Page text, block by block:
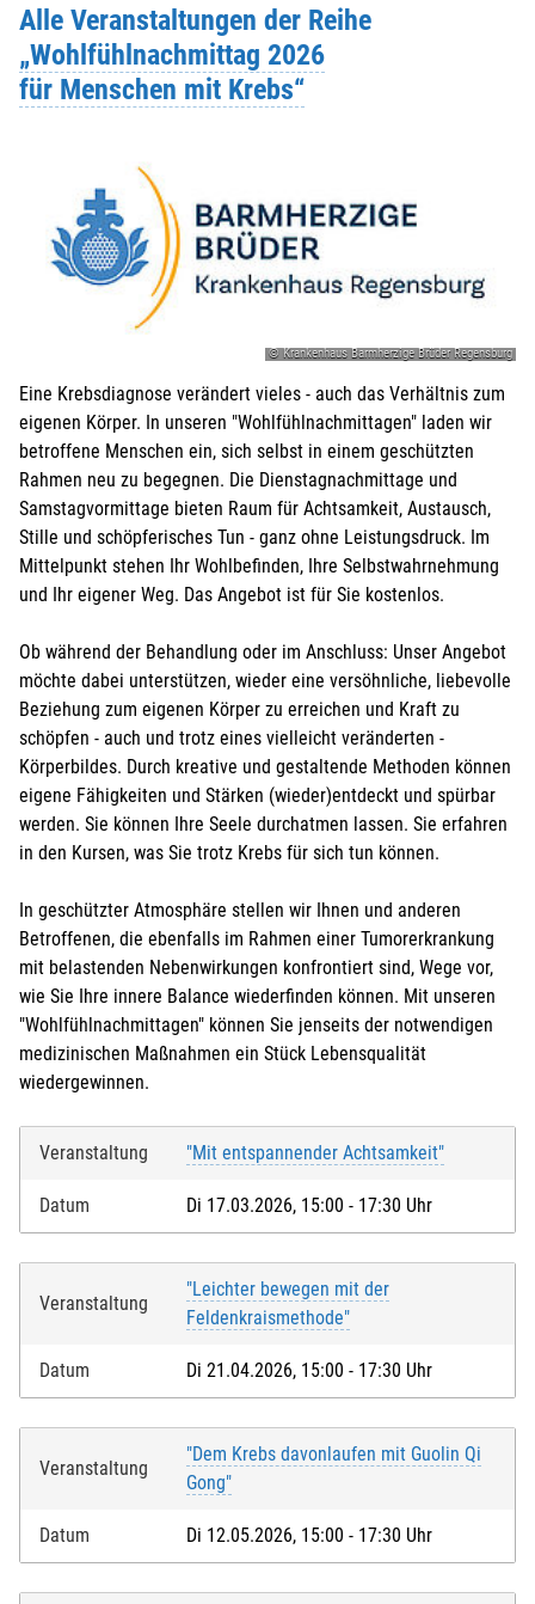
Alle Veranstaltungen der Reihe
„Wohlfühlnachmittag 2026
für Menschen mit Krebs“
© Krankenhaus Barmherzige Brüder Regensburg
Eine Krebsdiagnose verändert vieles - auch das Verhältnis zum
eigenen Körper. In unseren "Wohlfühlnachmittagen" laden wir
betroffene Menschen ein, sich selbst in einem geschützten
Rahmen neu zu begegnen. Die Dienstagnachmittage und
Samstagvormittage bieten Raum für Achtsamkeit, Austausch,
Stille und schöpferisches Tun - ganz ohne Leistungsdruck. Im
Mittelpunkt stehen Ihr Wohlbefinden, Ihre Selbstwahrnehmung
und Ihr eigener Weg. Das Angebot ist für Sie kostenlos.
Ob während der Behandlung oder im Anschluss: Unser Angebot
möchte dabei unterstützen, wieder eine versöhnliche, liebevolle
Beziehung zum eigenen Körper zu erreichen und Kraft zu
schöpfen - auch und trotz eines vielleicht veränderten -
Körperbildes. Durch kreative und gestaltende Methoden können
eigene Fähigkeiten und Stärken (wieder)entdeckt und spürbar
werden. Sie können Ihre Seele durchatmen lassen. Sie erfahren
in den Kursen, was Sie trotz Krebs für sich tun können.
In geschützter Atmosphäre stellen wir Ihnen und anderen
Betroffenen, die ebenfalls im Rahmen einer Tumorerkrankung
mit belastenden Nebenwirkungen konfrontiert sind, Wege vor,
wie Sie Ihre innere Balance wiederfinden können. Mit unseren
"Wohlfühlnachmittagen" können Sie jenseits der notwendigen
medizinischen Maßnahmen ein Stück Lebensqualität
wiedergewinnen.
Veranstaltung "Mit entspannender Achtsamkeit"
Datum Di 17.03.2026, 15:00 - 17:30 Uhr
Veranstaltung
"Leichter bewegen mit der
Feldenkraismethode"
Datum Di 21.04.2026, 15:00 - 17:30 Uhr
Veranstaltung
"Dem Krebs davonlaufen mit Guolin Qi
Gong"
Datum Di 12.05.2026, 15:00 - 17:30 Uhr